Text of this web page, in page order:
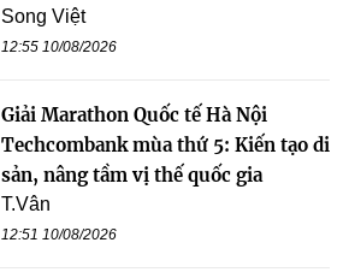
Song Việt
12:55 10/08/2026
Giải Marathon Quốc tế Hà Nội
Techcombank mùa thứ 5: Kiến tạo di
sản, nâng tầm vị thế quốc gia
T.Vân
12:51 10/08/2026